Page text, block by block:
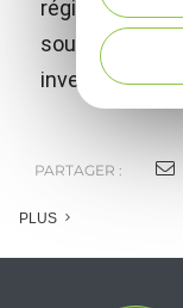
région et celle
sous-marine,
inventeurs du
PARTAGER :
PLUS